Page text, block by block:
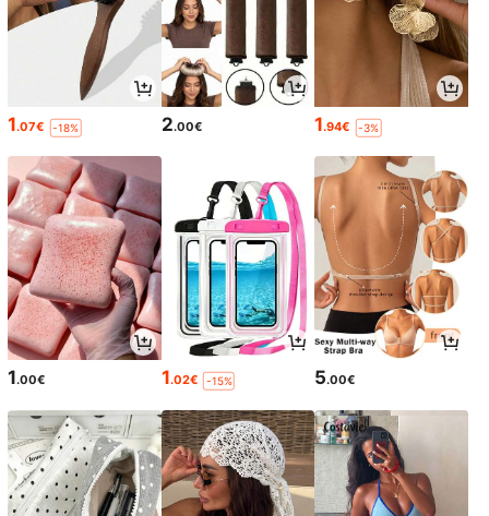
1.07€ -18% 2.00€ 1.94€ -3%
1.00€ 1.02€ -15% 5.00€